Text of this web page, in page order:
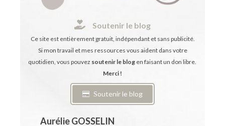
Soutenir le blog
Ce site est entièrement gratuit, indépendant et sans publicité.
Si mon travail et mes ressources vous aident dans votre
quotidien, vous pouvez soutenir le blogen faisant un don libre.
Merci !
Soutenir le blog
Aurélie GOSSELIN